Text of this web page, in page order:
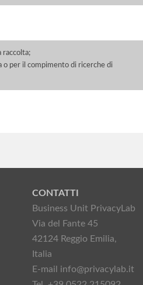
raccolta;
o per il compimento di ricerche di
CONTATTI
Business Unit PrivacyLab
Via del Fante 45
42124 Reggio Emilia,
Italia
E-mail info@privacylab.it